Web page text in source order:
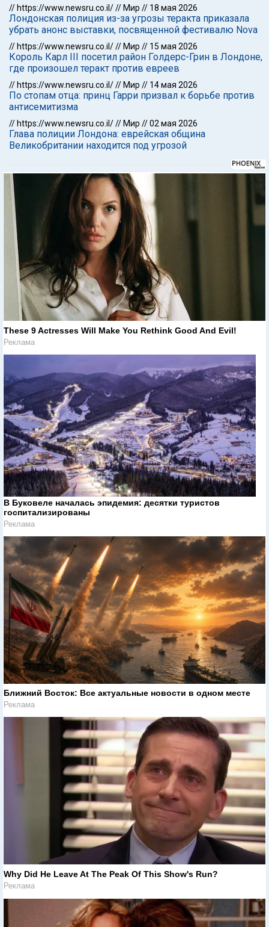
// https://www.newsru.co.il/// Мир // 18 мая 2026
Лондонская полиция из-за угрозы теракта приказала
убрать анонс выставки, посвященной фестивалю Nova
// https://www.newsru.co.il/// Мир // 15 мая 2026
Король Карл III посетил район Голдерс-Грин в Лондоне,
где произошел теракт против евреев
// https://www.newsru.co.il/// Мир // 14 мая 2026
По стопам отца: принц Гарри призвал к борьбе против
антисемитизма
// https://www.newsru.co.il/// Мир //02 мая 2026
Глава полиции Лондона: еврейская община
Великобритании находится под угрозой
These 9 Actresses Will Make You Rethink Good And Evil!
Реклама
В Буковеле началась эпидемия: десятки туристов
госпитализированы
Реклама
Ближний Восток: Все актуальные новости в одном месте
Реклама
Why Did He Leave At The Peak Of This Show's Run?
Реклама